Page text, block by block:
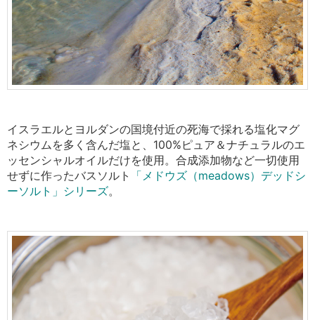
イスラエルとヨルダンの国境付近の死海で採れる塩化マグ
ネシウムを多く含んだ塩と、100%ピュア＆ナチュラルのエ
ッセンシャルオイルだけを使用。 合成添加物など一切使用
せずに作ったバスソルト
「メドウズ（meadows）デッドシ
ーソルト」シリーズ。